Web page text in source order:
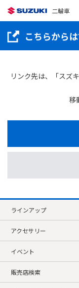
二輪車
こちらからは
リンク先は、「スズ
移
ラインアップ
アクセサリー
イベント
販売店検索